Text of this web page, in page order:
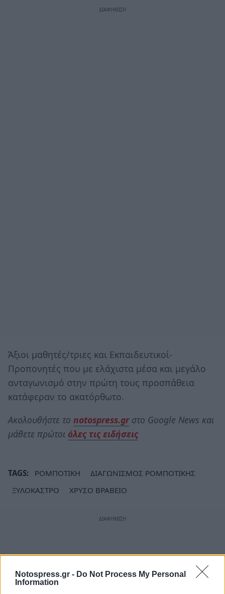
Notospress.gr - Do Not Process My Personal
Information
Άξιοι μαθητές/τριες και Εκπαιδευτικοί-
Προπονητές που με ελάχιστα μέσα και μεγάλο
ανταγωνισμό στην πρώτη τους προσπάθεια
κατάφεραν το ακατόρθωτο.
Ακολουθήστε το notospress.grστο Google News και
μάθετε πρώτοι όλες τις ειδήσεις
TAGS: ΡΟΜΠΟΤΙΚΗ
ΔΙΑΓΩΝΙΣΜΟΣ ΡΟΜΠΟΤΙΚΗΣ
ΞΥΛΟΚΑΣΤΡΟ
ΧΡΥΣΟ ΒΡΑΒΕΙΟ